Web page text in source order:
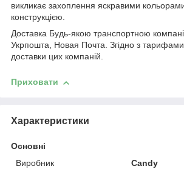
викликає захоплення яскравими
конструкцією.
Доставка Будь-якою транспортною
Укрпошта, Новая Почта. Згідно з
доставки цих компаній.
Приховати
Характеристики
Основні
Виробник
Candy